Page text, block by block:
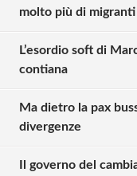
molto più di migranti
L’esordio soft di
contiana
Ma dietro la pax
divergenze
Il governo del